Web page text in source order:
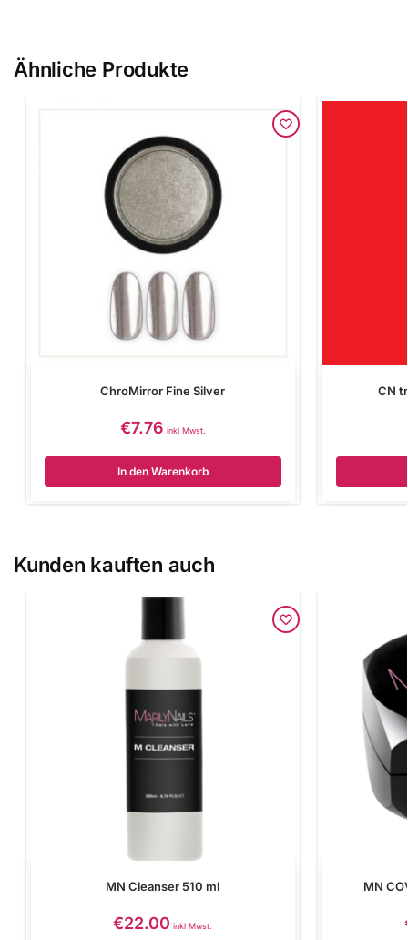
Ähnliche Produkte
ChroMirror Fine Silver
€7.76 inkl Mwst.
In den Warenkorb
CN
Kunden kauften auch
MN Cleanser 510 ml
€22.00 inkl Mwst.
MN